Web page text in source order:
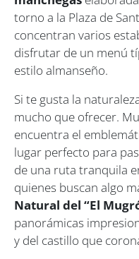
torno a la Plaza de
concentran varios
disfrutar de un menú
estilo almanseño.
Si te gusta la
mucho que ofrecer.
encuentra el
lugar perfecto para
de una ruta tranquila
quienes buscan algo
Natural del “El
panorámicas
y del castillo que